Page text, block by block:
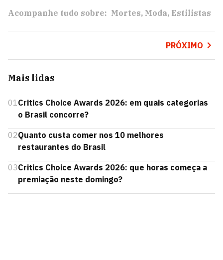
Acompanhe tudo sobre: Mortes Moda Estilistas
PRÓXIMO
Mais lidas
01Critics Choice Awards 2026: em quais categorias
o Brasil concorre?
02Quanto custa comer nos 10 melhores
restaurantes do Brasil
03Critics Choice Awards 2026: que horas começa a
premiação neste domingo?